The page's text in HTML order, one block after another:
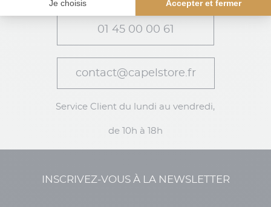
01 45 00 00 61
contact@capelstore.fr
Service Client du lundi au vendredi,
de 10h à 18h
INSCRIVEZ-VOUS À LA NEWSLETTER